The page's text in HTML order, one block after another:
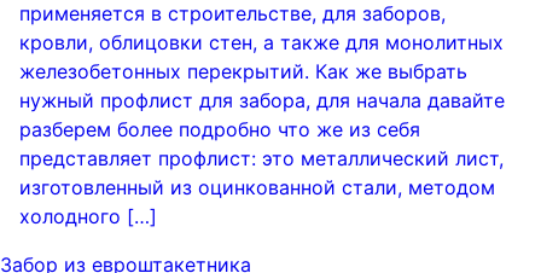
применяется в строительстве, для заборов,
кровли, облицовки стен, а также для монолитных
железобетонных перекрытий. Как же выбрать
нужный профлист для забора, для начала давайте
разберем более подробно что же из себя
представляет профлист: это металлический лист,
изготовленный из оцинкованной стали, методом
холодного […]
Забор из евроштакетника